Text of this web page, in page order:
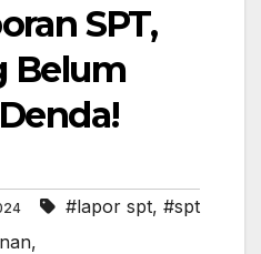
SPT,
Belum
#lapor spt, #spt
,